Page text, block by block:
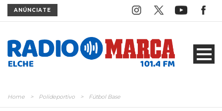
ANÚNCIATE
Home > Polideportivo > Fútbol Base